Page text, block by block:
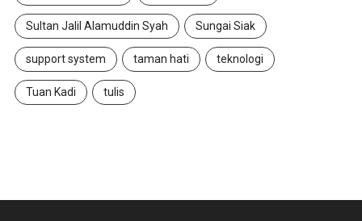
Sultan Jalil Alamuddin Syah Sungai Siak
support system taman hati teknologi
Tuan Kadi tulis